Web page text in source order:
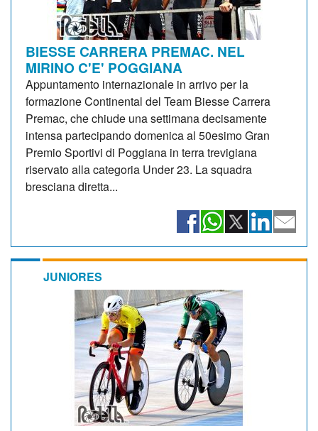
BIESSE CARRERA PREMAC. NEL
MIRINO C'E' POGGIANA
Appuntamento internazionale in arrivo per la
formazione Continental del Team Biesse Carrera
Premac, che chiude una settimana decisamente
intensa partecipando domenica al 50esimo Gran
Premio Sportivi di Poggiana in terra trevigiana
riservato alla categoria Under 23. La squadra
bresciana diretta...
JUNIORES